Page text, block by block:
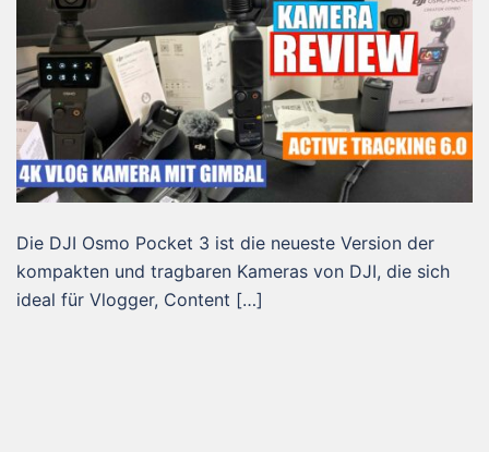
Die DJI Osmo Pocket 3 ist die neueste Version der
kompakten und tragbaren Kameras von DJI, die sich
ideal für Vlogger, Content […]